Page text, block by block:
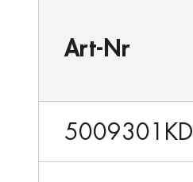
Art-Nr
5009301KD